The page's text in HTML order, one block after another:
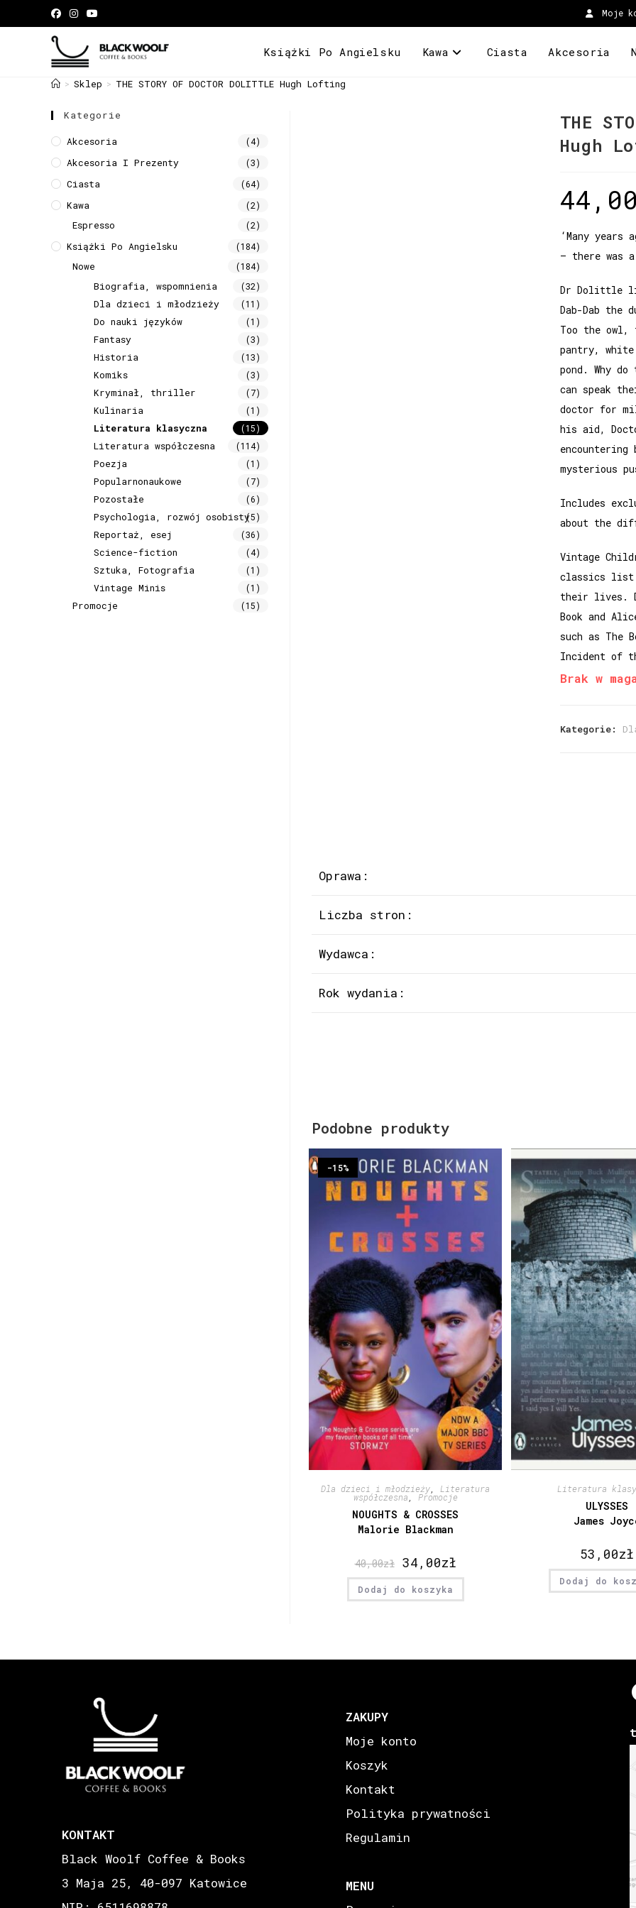
Moje
Książki Po Angielsku Kawa Ciasta Akcesoria
> Sklep > THE STORY OF DOCTOR DOLITTLE Hugh Lofting
THE
Hugh
‘Many
– there was
Dr Dolittle
Dab-Dab the
Too the
pantry,
pond. Why
can speak
doctor for
his aid,
encountering
mysterious
Includes
about the
Vintage
classics list
their lives.
Book and
such as The
Incident of
Brak w
Kategorie:
Oprawa:
Liczba stron:
Wydawca:
Rok wydania:
Podobne produkty
-15%
Dla dzieci i młodzieży Literatura
współczesna Promocje
NOUGHTS & CROSSES
Malorie Blackman
40,00zł 34,00zł
Dodaj do koszyka
Literatura
ULYSSES
James
53,00zł
Dodaj do
Kategorie
Akcesoria (4)
Akcesoria I Prezenty (3)
Ciasta (64)
Kawa (2)
Espresso (2)
Książki Po Angielsku (184)
Nowe (184)
Biografia, wspomnienia (32)
Dla dzieci i młodzieży (11)
Do nauki języków (1)
Fantasy (3)
Historia (13)
Komiks (3)
Kryminał, thriller (7)
Kulinaria (1)
Literatura klasyczna (15)
Literatura współczesna (114)
Poezja (1)
Popularnonaukowe (7)
Pozostałe (6)
Psychologia, rozwój osobisty(5)
Reportaż, esej (36)
Science-fiction (4)
Sztuka, Fotografia (1)
Vintage Minis (1)
Promocje (15)
KONTAKT
Black Woolf Coffee & Books
3 Maja 25, 40-097 Katowice
ZAKUPY
Moje konto
Koszyk
Kontakt
Polityka prywatności
Regulamin
MENU